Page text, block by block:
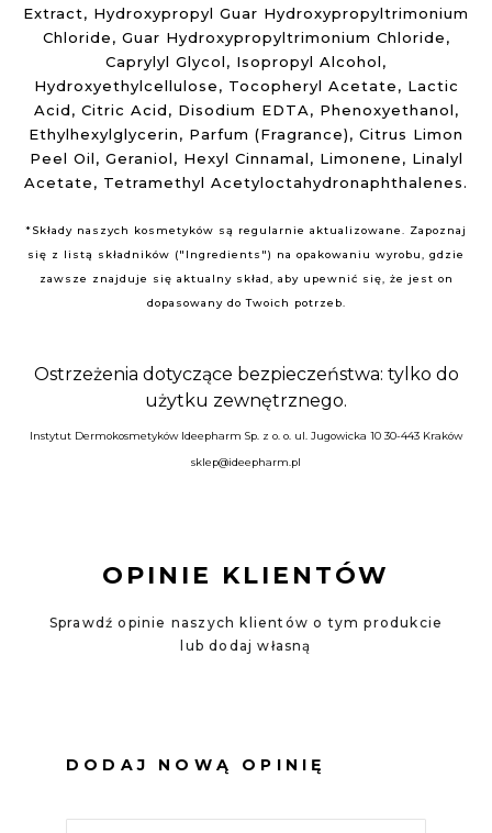
Extract, Hydroxypropyl Guar Hydroxypropyltrimonium
Chloride, Guar Hydroxypropyltrimonium Chloride,
Caprylyl Glycol, Isopropyl Alcohol,
Hydroxyethylcellulose, Tocopheryl Acetate, Lactic
Acid, Citric Acid, Disodium EDTA, Phenoxyethanol,
Ethylhexylglycerin, Parfum (Fragrance), Citrus Limon
Peel Oil, Geraniol, Hexyl Cinnamal, Limonene, Linalyl
Acetate, Tetramethyl Acetyloctahydronaphthalenes.
*Składy naszych kosmetyków są regularnie aktualizowane. Zapoznaj
się z listą składników ("Ingredients") na opakowaniu wyrobu, gdzie
zawsze znajduje się aktualny skład, aby upewnić się, że jest on
dopasowany do Twoich potrzeb.
Ostrzeżenia dotyczące bezpieczeństwa: tylko do
użytku zewnętrznego.
Instytut Dermokosmetyków Ideepharm Sp. z o. o. ul. Jugowicka 10 30-443 Kraków
sklep@ideepharm.pl
OPINIE KLIENTÓW
Sprawdź opinie naszych klientów o tym produkcie
lub dodaj własną
DODAJ NOWĄ OPINIĘ